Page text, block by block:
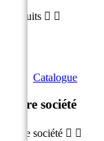
Produits  
Catalogue
Notre société
Notre société  